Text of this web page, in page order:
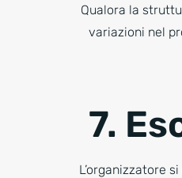
Qualora la
variazioni nel
7.
L’organizzatore